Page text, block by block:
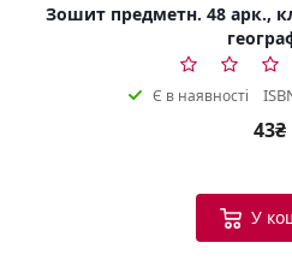
Зошит предметн. 48 арк.,
Є в наявності
43₴
У